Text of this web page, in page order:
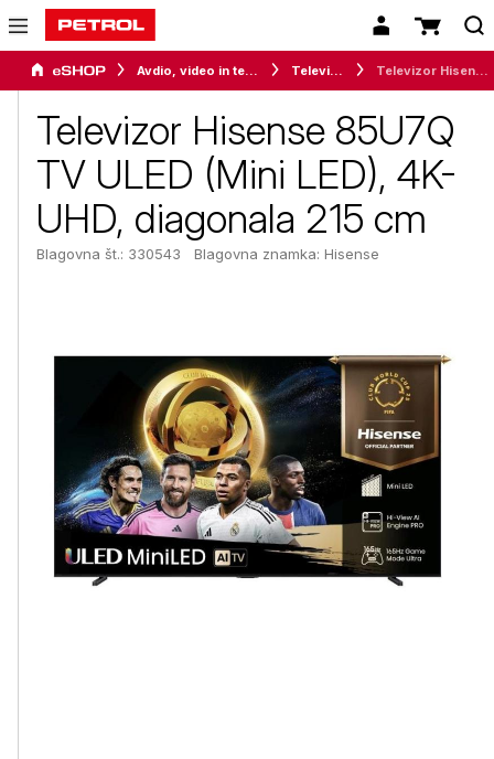
Avdio, video in telefonija Televizorji Televizor Hisense 85U7Q TV ULED (Mini LED), 4K-UHD, diagonala 215 cm
Televizor Hisense 85U7Q
TV ULED (Mini LED), 4K-
UHD, diagonala 215 cm
Blagovna št.: 330543 Blagovna znamka: Hisense